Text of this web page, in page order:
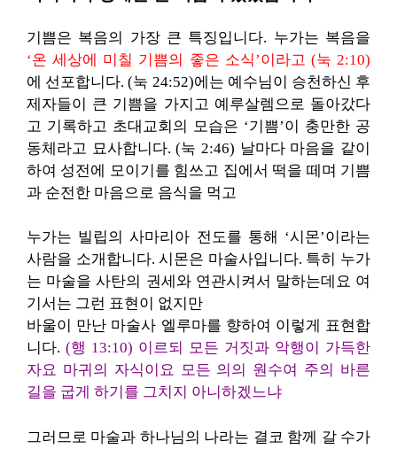
기쁨은 복음의 가장 큰 특징입니다. 누가는 복음을
‘온 세상에 미칠 기쁨의 좋은 소식’이라고 (눅 2:10)
에 선포합니다. (눅 24:52)에는 예수님이 승천하신 후
제자들이 큰 기쁨을 가지고 예루살렘으로 돌아갔다
고 기록하고 초대교회의 모습은 ‘기쁨’이 충만한 공
동체라고 묘사합니다. (눅 2:46) 날마다 마음을 같이
하여 성전에 모이기를 힘쓰고 집에서 떡을 떼며 기쁨
과 순전한 마음으로 음식을 먹고
누가는 빌립의 사마리아 전도를 통해 ‘시몬’이라는
사람을 소개합니다. 시몬은 마술사입니다. 특히 누가
는 마술을 사탄의 권세와 연관시켜서 말하는데요 여
기서는 그런 표현이 없지만
바울이 만난 마술사 엘루마를 향하여 이렇게 표현합
니다. (행 13:10) 이르되 모든 거짓과 악행이 가득한
자요 마귀의 자식이요 모든 의의 원수여 주의 바른
길을 굽게 하기를 그치지 아니하겠느냐
그러므로 마술과 하나님의 나라는 결코 함께 갈 수가